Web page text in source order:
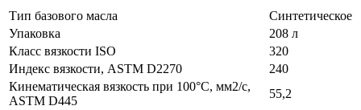
Тип базового масла
Синтетическое
Упаковка
208 л
Класс вязкости ISO
320
Индекс вязкости, ASTM D2270
240
Кинематическая вязкость при 100°C, мм2/с,
ASTM D445
55,2